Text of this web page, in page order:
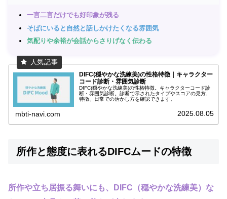
一言二言だけでも好印象が残る
そばにいると自然と話しかけたくなる雰囲気
気配りや余裕が会話からさりげなく伝わる
DIFC(穏やかな洗練美)の性格特徴｜キャラクター
コード診断・雰囲気診断
DIFC(穏やかな洗練美)の性格特徴。キャラクターコード診
断・雰囲気診断。診断で示されたタイプやスコアの見方、
特徴、日常での活かし方を確認できます。
mbti-navi.com 2025.08.05
所作と態度に表れるDIFCムードの特徴
所作や立ち居振る舞いにも、DIFC（穏やかな洗練美）な